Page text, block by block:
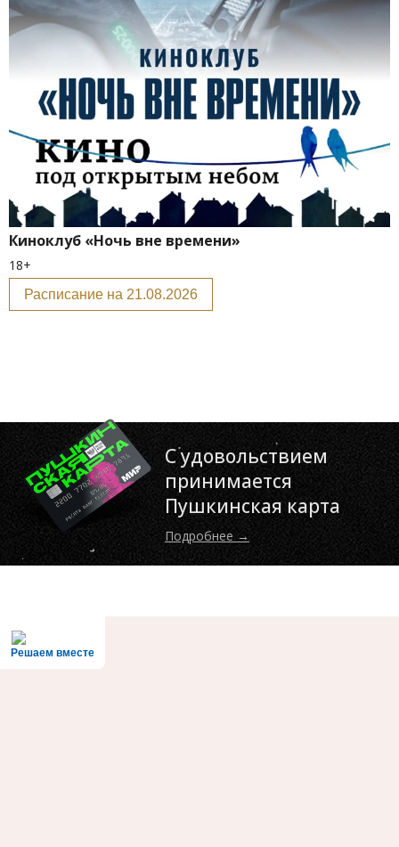
Киноклуб «Ночь вне времени»
18+
Расписание на 21.08.2026
С удовольствием
принимается
Пушкинская карта
Подробнее →
Решаем вместе